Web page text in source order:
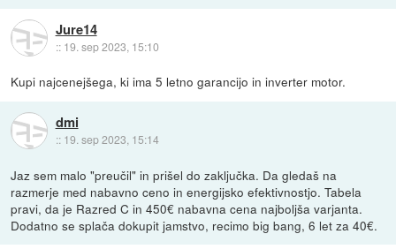
Jure14
:: 19. sep 2023, 15:10
Kupi najcenejšega, ki ima 5 letno garancijo in inverter motor.
dmi
:: 19. sep 2023, 15:14
Jaz sem malo "preučil" in prišel do zaključka. Da gledaš na
razmerje med nabavno ceno in energijsko efektivnostjo. Tabela
pravi, da je Razred C in 450€ nabavna cena najboljša varjanta.
Dodatno se splača dokupit jamstvo, recimo big bang, 6 let za 40€.